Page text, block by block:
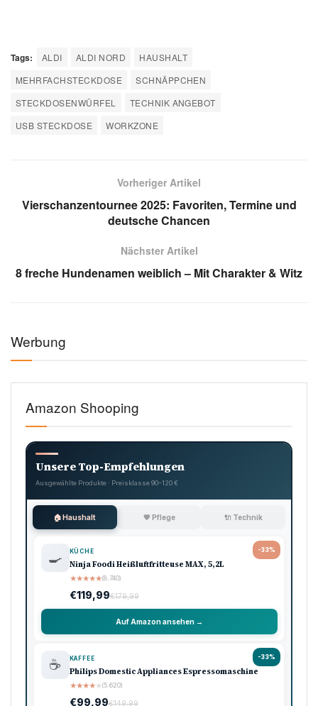
Tags: ALDI ALDI NORD
HAUSHALT
MEHRFACHSTECKDOSE
SCHNÄPPCHEN
STECKDOSENWÜRFEL
TECHNIK ANGEBOT
USB STECKDOSE
WORKZONE
Vorheriger Artikel
Vierschanzentournee 2025: Favoriten, Termine und
deutsche Chancen
Nächster Artikel
8 freche Hundenamen weiblich – Mit Charakter & Witz
Werbung
Amazon Shooping
Unsere Top-Empfehlungen
Ausgewählte Produkte · Preisklasse 90–120 €
🏠 Haushalt 💖 Pflege 🔌 Technik
-33%
🍳 KÜCHE
Ninja Foodi Heißluftfritteuse MAX, 5,2L
★★★★★(8.740)
€119,99€179,99
Auf Amazon ansehen →
-33%
☕ KAFFEE
Philips Domestic Appliances Espressomaschine
★★★★★(5.620)
€99,99€149,99